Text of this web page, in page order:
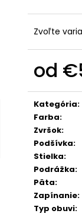
Zvoľte
od
cena:
Kategória:
Farba:
Zvršok:
Podšívka:
Stielka:
Podrážka:
Päta:
Zapínanie:
Typ obuvi: